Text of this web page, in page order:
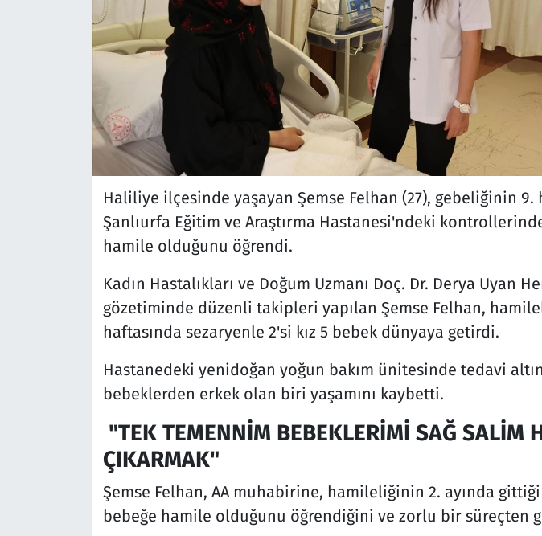
Haliliye ilçesinde yaşayan Şemse Felhan (27), gebeliğinin 9.
Şanlıurfa Eğitim ve Araştırma Hastanesi'ndeki
hamile olduğunu öğrendi.
Kadın Hastalıkları ve Doğum Uzmanı Doç. Dr. Derya Uyan
gözetiminde düzenli takipleri yapılan Şemse Felhan,
haftasında sezaryenle 2'si kız 5 bebek dünyaya getirdi.
Hastanedeki yenidoğan yoğun bakım ünitesinde tedavi
bebeklerden erkek olan biri yaşamını kaybetti.
"TEK TEMENNİM BEBEKLERİMİ SAĞ SALİM
ÇIKARMAK"
Şemse Felhan, AA muhabirine, hamileliğinin 2. ayında
bebeğe hamile olduğunu öğrendiğini ve zorlu bir süreçten